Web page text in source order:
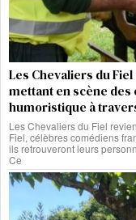
Les Chevaliers du
mettant en scène
humoristique à
Les Chevaliers du Fiel
Fiel, célèbres comédiens
ils retrouveront leurs
Ce